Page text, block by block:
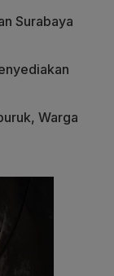
Surabaya
Warga